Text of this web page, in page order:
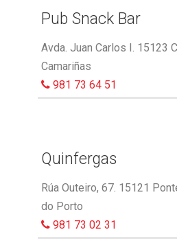
Pub Snack Bar
Avda. Juan Carlos I. 15123
Camariñas
981 73 64 51
Quinfergas
Rúa Outeiro, 67. 15121
do Porto
981 73 02 31